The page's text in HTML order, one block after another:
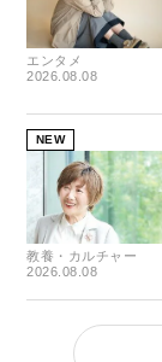
エンタメ
2026.08.08
NEW
教養・カルチャー
2026.08.08